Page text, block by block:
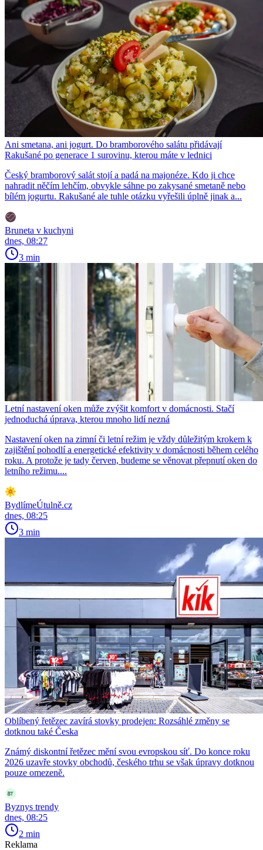
Ani smetana, ani jogurt. Do bramborového salátu přidávají
Rakušané po generace 1 surovinu, kterou máte v lednici
Český bramborový salát stojí a padá na majonéze. Kdo ji chce
nahradit něčím lehčím, obvykle sáhne po zakysané smetaně nebo
bílém jogurtu. Rakušané ale tuhle otázku vyřešili úplně jinak a...
Bruneta v kuchyni
dnes, 08:27
3 min
Letní nastavení oken může zvýšit komfort v domácnosti. Stačí
jednoduchá úprava, kterou mnoho lidí nezná
Nastavení oken na zimní či letní režim je vždy důležitým krokem k
zajištění pohodlí a energetické efektivity v domácnosti během celého
roku. A protože je tady červen, budeme se věnovat přepnutí oken do
letního režimu....
BydlímeÚtulně.cz
dnes, 08:25
3 min
Oblíbený řetězec zavírá stovky prodejen: Rozsáhlé změny se
dotknou také Česka
Známý diskontní řetězec mění svou evropskou síť. Do konce roku
2026 uzavře stovky obchodů, českého trhu se však úpravy dotknou
pouze omezeně.
Byznys trendy
dnes, 08:25
2 min
Reklama